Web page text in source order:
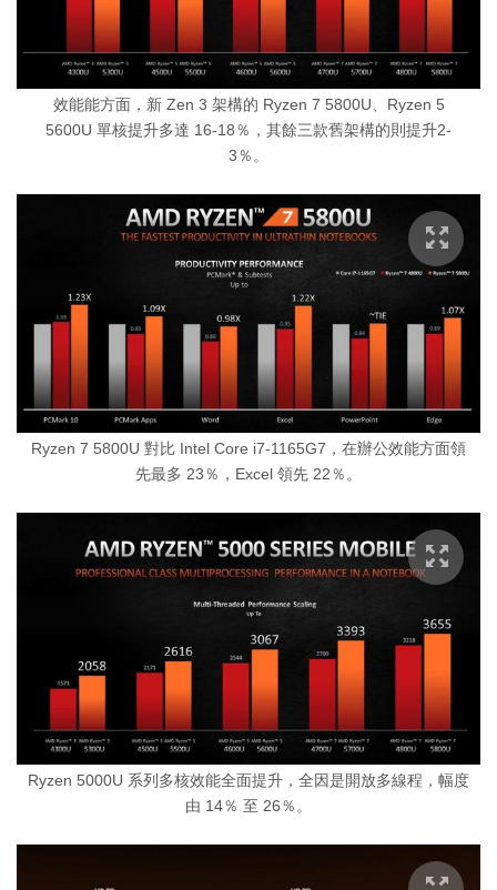
效能能方面，新 Zen 3 架構的 Ryzen 7 5800U、Ryzen 5
5600U 單核提升多達 16-18％，其餘三款舊架構的則提升2-
3％。
Ryzen 7 5800U 對比 Intel Core i7-1165G7，在辦公效能方面領
先最多 23％，Excel 領先 22％。
Ryzen 5000U 系列多核效能全面提升，全因是開放多線程，幅度
由 14％ 至 26％。